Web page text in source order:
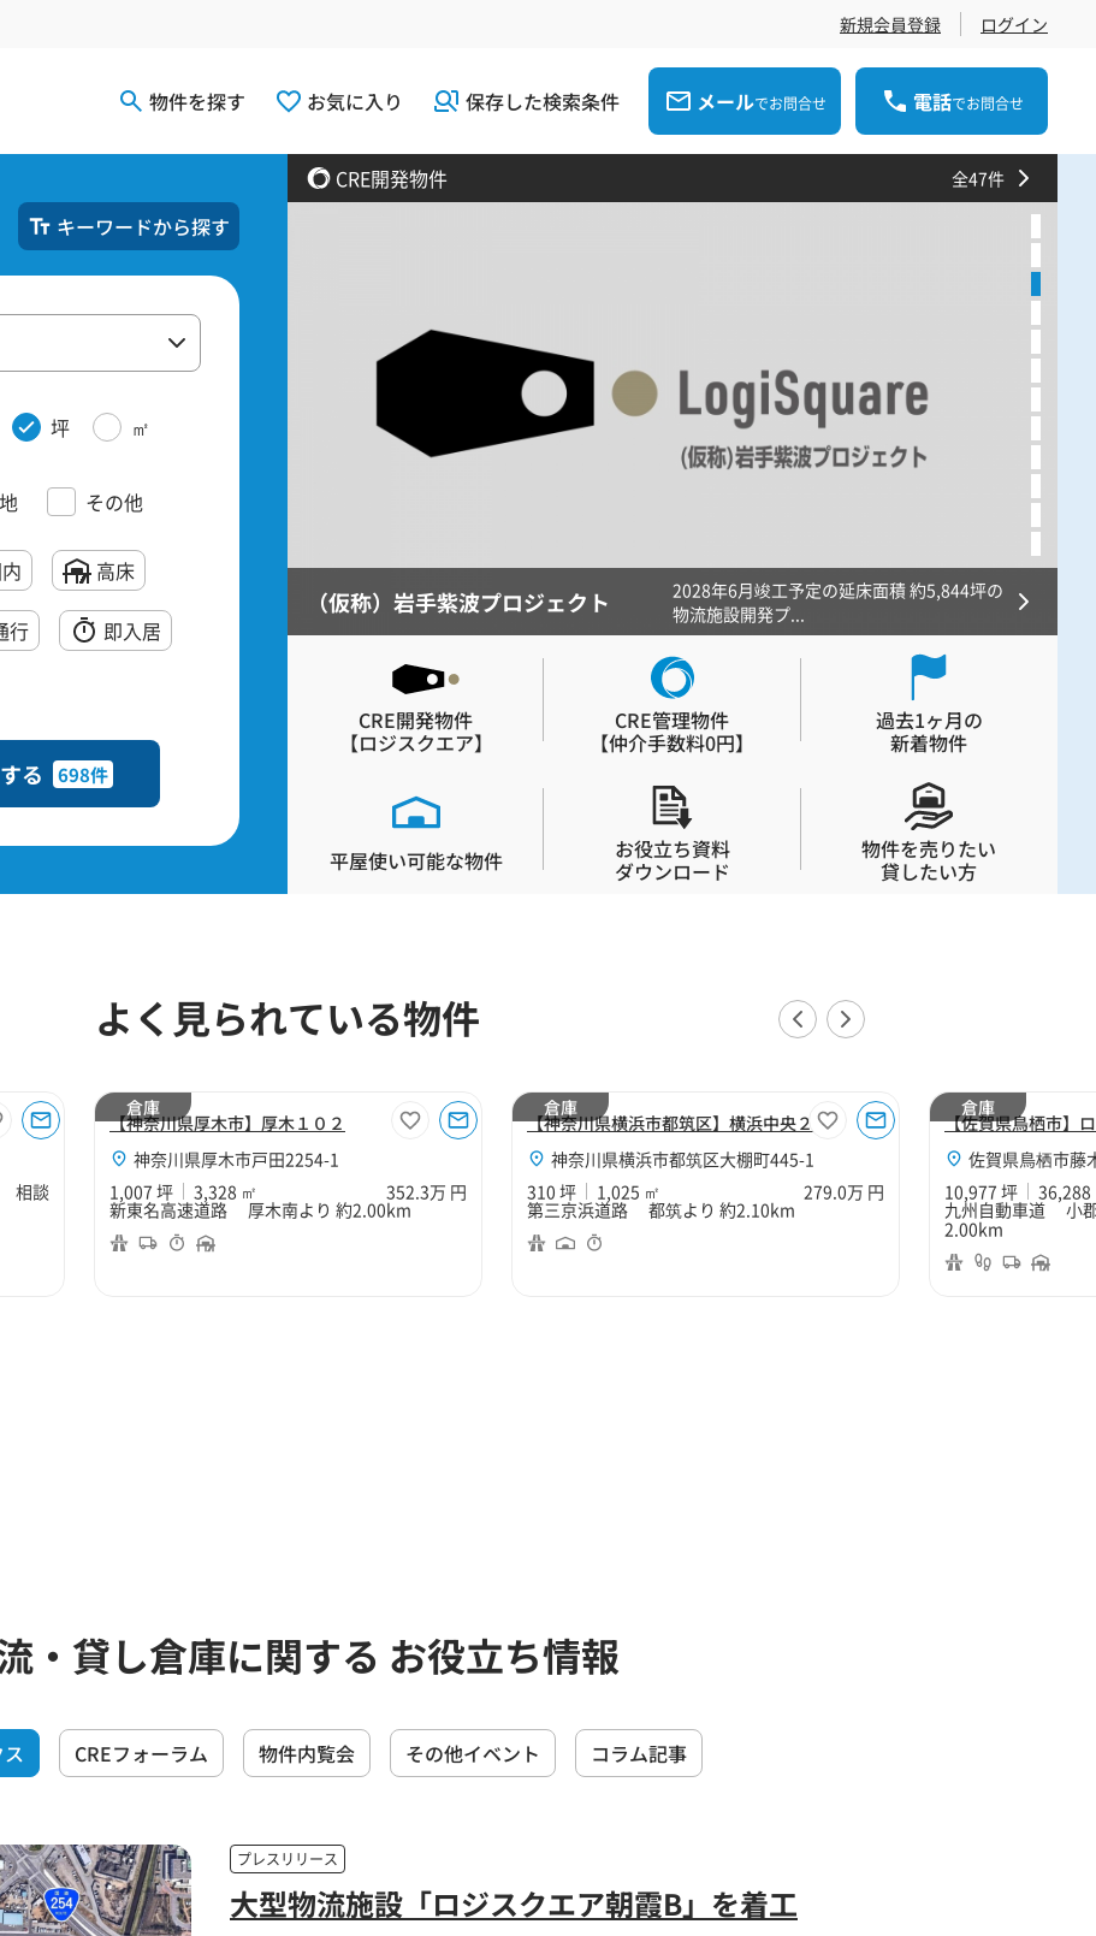
新規会員登録 ログイン
物件を探す お気に入り 保存した検索条件 メールでお問合せ 電話でお問合せ
キーワードから探す
坪 ㎡
その他
高床
行 即入居
る 698件
CRE開発物件 全47件
予定の敷地面積 約3,023坪
プ...
（仮称）岩手紫波プロジェクト
2028年6月竣工予定の延床面積 約5,844坪の
物流施設開発プ...
CRE開発物件
【ロジスクエア】
CRE管理物件
【仲介手数料0円】
過去1ヶ月の
新着物件
平屋使い可能な物件 お役立ち資料
ダウンロード
物件を売りたい
貸したい方
よく見られている物件
相談
【神奈川県厚木市】厚木１０２
神奈川県厚木市戸田2254-1
1,007 坪
3,328 ㎡ 352.3万 円
新東名高速道路 厚木南より 約2.00km
倉庫
【神奈川県横浜市都筑区】横浜中央２
神奈川県横浜市都筑区大棚町445-1
310 坪
1,025 ㎡ 279.0万 円
第三京浜道路 都筑より 約2.10km
倉庫
【佐賀県鳥栖市】
佐賀県鳥栖市藤
10,977 坪
36,288
九州自動車道 小
2.00km
倉庫
・貸し倉庫に関する お役立ち情報
CREフォーラム 物件内覧会 その他イベント コラム記事
プレスリリース
大型物流施設「ロジスクエア朝霞B」を着工